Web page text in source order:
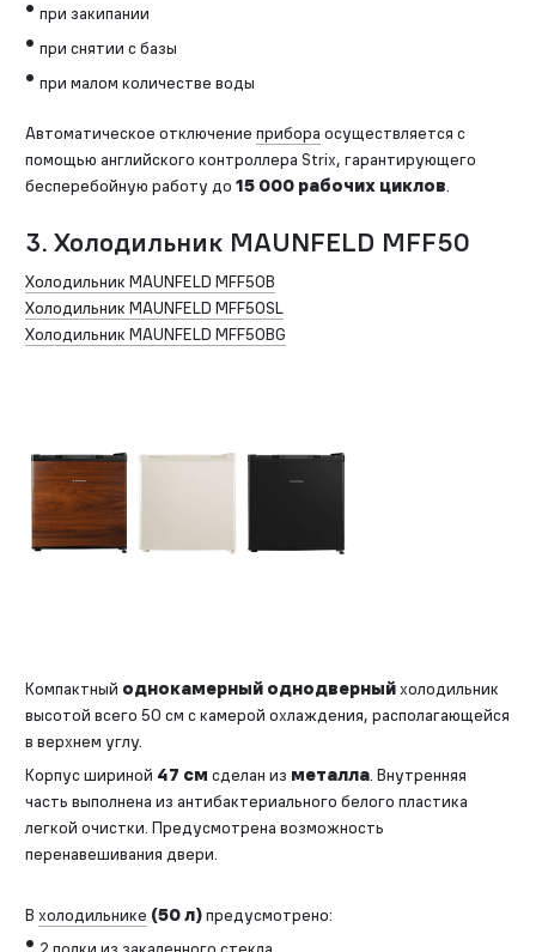
при закипании
при снятии с базы
при малом количестве воды
Автоматическое отключение прибора осуществляется с
помощью английского контроллера Strix, гарантирующего
бесперебойную работу до 15 000 рабочих циклов.
3. Холодильник MAUNFELD MFF50
Холодильник MAUNFELD MFF50B
Холодильник MAUNFELD MFF50SL
Холодильник MAUNFELD MFF50BG
Компактный однокамерный однодверныйхолодильник
высотой всего 50 см с камерой охлаждения, располагающейся
в верхнем углу.
Корпус шириной 47 см сделан из металла. Внутренняя
часть выполнена из антибактериального белого пластика
легкой очистки. Предусмотрена возможность
перенавешивания двери.
В холодильнике (50 л)предусмотрено: